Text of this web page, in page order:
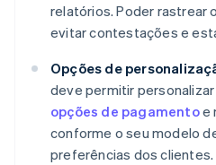
relatórios. Poder rastrear
evitar contestações e
Opções de
deve permitir
opções de pagamentoe
conforme o seu modelo
preferências dos clientes.